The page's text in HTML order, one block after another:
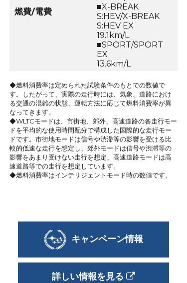
燃費/電費
■X-BREAK
S:HEV/X-BREAK
S:HEV EX
19.1km/L
■SPORT/SPORT
EX
13.6km/L
◆燃料消費率は定められた試験条件のもとでの数値で
す。したがって、実際の走行時には、気象、道路におけ
る交通の混雑の状態、運転方法に応じて燃料消費率が異
なってきます。
◆WLTCモードは、市街地、郊外、高速道路の各走行モー
ドを平均的な使用時間配分で構成した国際的な走行モー
ドです。市街地モードは信号や渋滞等の影響を受ける比
較的低速な走行を想定し、郊外モードは信号や渋滞等の
影響をあまり受けない走行を想定、高速道路モードは高
速道路等での走行を想定しています。
◆燃料消費率はインテリジェントモード時の数値です。
キャンペーン情報
詳しい情報を見る